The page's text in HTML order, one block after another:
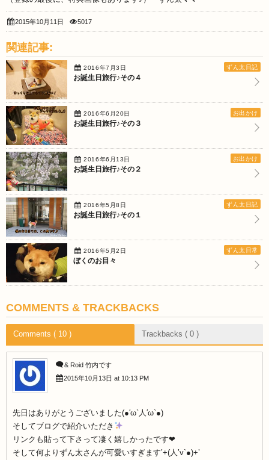
2015年10月11日 5017
関連記事:
2016年7月3日 ずん太日記
お誕生日旅行♪その４
2016年6月20日 お出かけ
お誕生日旅行♪その３
2016年6月13日 お出かけ
お誕生日旅行♪その２
2016年5月8日 ずん太日記
お誕生日旅行♪その１
2016年5月2日 ずん太日常
ぼくのお目々
COMMENTS & TRACKBACKS
Comments ( 10 ) Trackbacks ( 0 )
& Roid 竹内です
2015年10月13日 at 10:13 PM
先日はありがとうございました(●′ω`人′ω`●)
そしてブログで紹介いただき
リンクも貼って下さって凄く嬉しかったです❤︎
そして何よりずん太さんが可愛いすぎます’+(人’v`●)+’